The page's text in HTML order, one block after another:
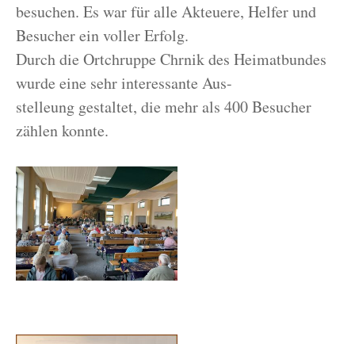
besuchen. Es war für alle Akteuere, Helfer und
Besucher ein voller Erfolg.
Durch die Ortchruppe Chrnik des Heimatbundes
wurde eine sehr interessante Aus-
stelleung gestaltet, die mehr als 400 Besucher
zählen konnte.